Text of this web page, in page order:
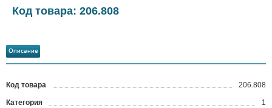
Код товара: 206.808
Описание
Код товара 206.808
Категория 1